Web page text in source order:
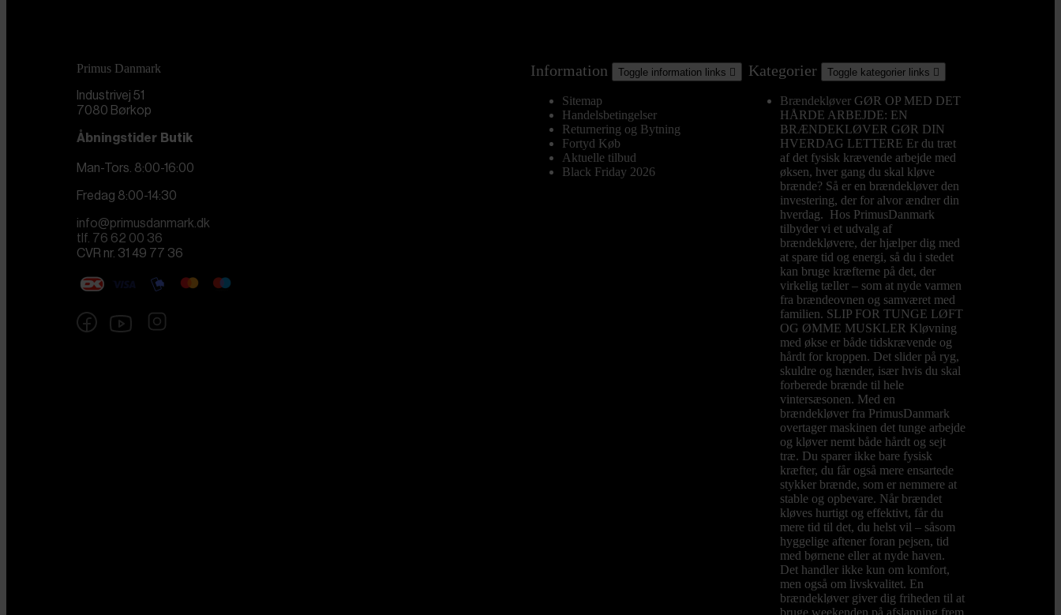
Primus Danmark
Industrivej 51
7080 Børkop
Åbningstider Butik
Man-Tors. 8:00-16:00
Fredag 8:00-14:30
info@primusdanmark.dk
tlf. 76 62 00 36
CVR nr. 31 49 77 36
Information Toggle information links 
Sitemap
Handelsbetingelser
Returnering og Bytning
Fortyd Køb
Aktuelle tilbud
Black Friday 2026
Kategorier Toggle kategorier links 
Brændekløver GØR OP MED DET
HÅRDE ARBEJDE: EN
BRÆNDEKLØVER GØR DIN
HVERDAG LETTERE Er du træt
af det fysisk krævende arbejde med
øksen, hver gang du skal kløve
brænde? Så er en brændekløver den
investering, der for alvor ændrer din
hverdag. Hos PrimusDanmark
tilbyder vi et udvalg af
brændekløvere, der hjælper dig med
at spare tid og energi, så du i stedet
kan bruge kræfterne på det, der
virkelig tæller – som at nyde varmen
fra brændeovnen og samværet med
familien. SLIP FOR TUNGE LØFT
OG ØMME MUSKLER Kløvning
med økse er både tidskrævende og
hårdt for kroppen. Det slider på ryg,
skuldre og hænder, især hvis du skal
forberede brænde til hele
vintersæsonen. Med en
brændekløver fra PrimusDanmark
overtager maskinen det tunge arbejde
og kløver nemt både hårdt og sejt
træ. Du sparer ikke bare fysisk
kræfter, du får også mere ensartede
stykker brænde, som er nemmere at
stable og opbevare. Når brændet
kløves hurtigt og effektivt, får du
mere tid til det, du helst vil – såsom
hyggelige aftener foran pejsen, tid
med børnene eller at nyde haven.
Det handler ikke kun om komfort,
men også om livskvalitet. En
brændekløver giver dig friheden til at
bruge weekenden på afslapning frem